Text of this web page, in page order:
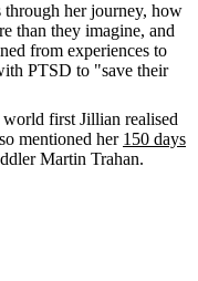
her journey, how
than they imagine, and
from experiences to
PTSD to "save their
first Jillian realised
mentioned her 150 days
Martin Trahan.